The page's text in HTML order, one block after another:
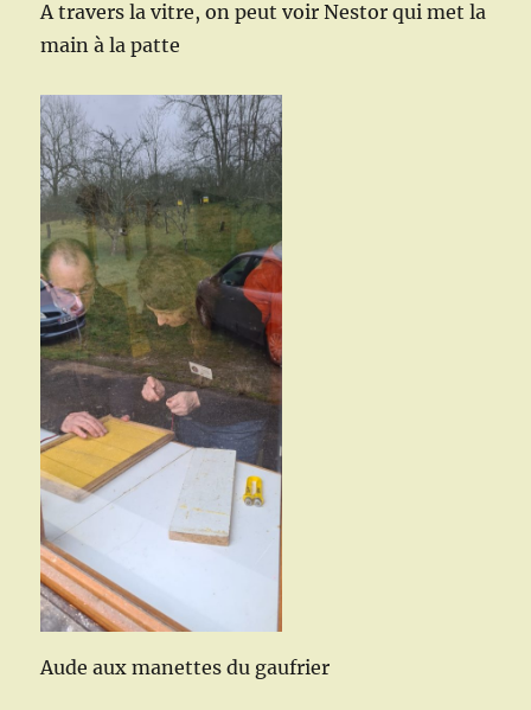
A travers la vitre, on peut voir Nestor qui met la
main à la patte
Aude aux manettes du gaufrier